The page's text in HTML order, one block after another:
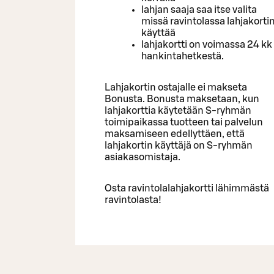
lahjan saaja saa itse valita
missä ravintolassa
käyttää
lahjakortti on voimassa 24 kk
hankintahetkestä.
Lahjakortin ostajalle ei makseta
Bonusta. Bonusta maksetaan, kun
lahjakorttia käytetään S-ryhmän
toimipaikassa tuotteen tai palvelun
maksamiseen edellyttäen, että
lahjakortin käyttäjä on S-ryhmän
asiakasomistaja.
Osta ravintolalahjakortti lähimmästä
ravintolasta!